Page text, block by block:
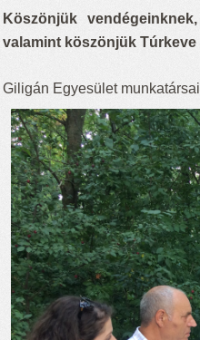
Köszönjük
valamint köszönjük
Giligán Egyesület munkatársai